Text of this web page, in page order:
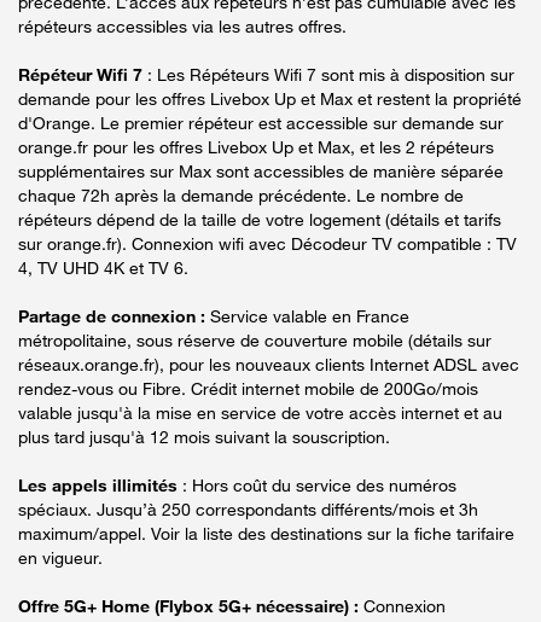
répéteurs accessibles via les autres offres.
Répéteur Wifi 7 : Les Répéteurs Wifi 7 sont mis à disposition sur
demande pour les offres Livebox Up et Max et restent la propriété
d'Orange. Le premier répéteur est accessible sur demande sur
orange.fr pour les offres Livebox Up et Max, et les 2 répéteurs
supplémentaires sur Max sont accessibles de manière séparée
chaque 72h après la demande précédente. Le nombre de
répéteurs dépend de la taille de votre logement (détails et tarifs
sur orange.fr). Connexion wifi avec Décodeur TV compatible : TV
4, TV UHD 4K et TV 6.
Partage de connexion : Service valable en France
métropolitaine, sous réserve de couverture mobile (détails sur
réseaux.orange.fr), pour les nouveaux clients Internet ADSL avec
rendez-vous ou Fibre. Crédit internet mobile de 200Go/mois
valable jusqu'à la mise en service de votre accès internet et au
plus tard jusqu'à 12 mois suivant la souscription.
Les appels illimités : Hors coût du service des numéros
spéciaux. Jusqu’à 250 correspondants différents/mois et 3h
maximum/appel. Voir la liste des destinations sur la fiche tarifaire
en vigueur.
Offre 5G+ Home (Flybox 5G+ nécessaire) : Connexion